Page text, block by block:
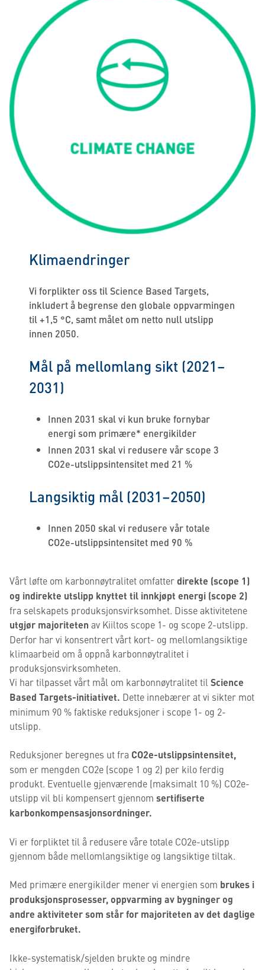
Klimaendringer
Vi forplikter oss til Science Based Targets,
inkludert å begrense den globale oppvarmingen
til +1,5 °C, samt målet om netto null utslipp
innen 2050.
Mål på mellomlang sikt (2021–
2031)
Innen 2031 skal vi kun bruke fornybar
energi som primære* energikilder
Innen 2031 skal vi redusere vår scope 3
CO2e-utslippsintensitet med 21 %
Langsiktig mål (2031–2050)
Innen 2050 skal vi redusere vår totale
CO2e-utslippsintensitet med 90 %
Vårt løfte om karbonnøytralitet omfatterdirekte (scope 1)
og indirekte utslipp knyttet til innkjøpt energi (scope 2)
fra selskapets produksjonsvirksomhet. Disse aktivitetene
utgjør majoriteten av Kiiltos scope 1- og scope 2-utslipp.
Derfor har vi konsentrert vårt kort- og mellomlangsiktige
klimaarbeid om å oppnå karbonnøytralitet i
produksjonsvirksomheten.
Vi har tilpasset vårt mål om karbonnøytralitet til Science
Based Targets-initiativet. Dette innebærer at vi sikter mot
minimum 90 % faktiske reduksjoner i scope 1- og 2-
utslipp.
Reduksjoner beregnes ut fra CO2e-utslippsintensitet,
som er mengden CO2e (scope 1 og 2) per kilo ferdig
produkt. Eventuelle gjenværende (maksimalt 10 %) CO2e-
utslipp vil bli kompensert gjennom sertifiserte
karbonkompensasjonsordninger.
Vi er forpliktet til å redusere våre totale CO2e-utslipp
gjennom både mellomlangsiktige og langsiktige tiltak.
Med primære energikilder mener vi energien som brukes i
produksjonsprosesser, oppvarming av bygninger og
andre aktiviteter som står for majoriteten av det daglige
energiforbruket.
Ikke-systematisk/sjelden brukte og mindre